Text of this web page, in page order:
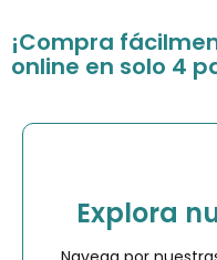
¡Compra
online en solo 4
Explora